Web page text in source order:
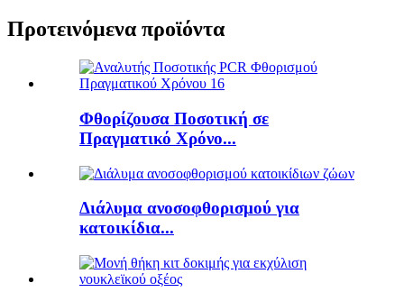
Προτεινόμενα προϊόντα
Φθορίζουσα Ποσοτική σε
Πραγματικό Χρόνο...
Διάλυμα ανοσοφθορισμού για
κατοικίδια...